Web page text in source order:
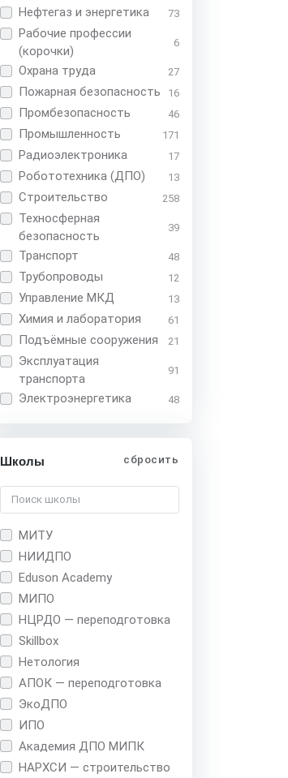
Нефтегаз и энергетика 73
Рабочие профессии
(корочки)
6
Охрана труда 27
Пожарная безопасность 16
Промбезопасность 46
Промышленность 171
Радиоэлектроника 17
Робототехника (ДПО) 13
Строительство 258
Техносферная
безопасность
39
Транспорт 48
Трубопроводы 12
Управление МКД 13
Химия и лаборатория 61
Подъёмные сооружения 21
Эксплуатация
транспорта
91
Электроэнергетика 48
Школы сбросить
МИТУ
НИИДПО
Eduson Academy
МИПО
НЦРДО — переподготовка
Skillbox
Нетология
АПОК — переподготовка
ЭкоДПО
ИПО
Академия ДПО МИПК
НАРХСИ — строительство